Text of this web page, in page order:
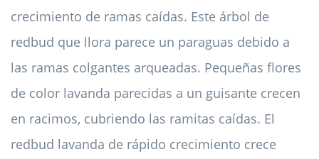
crecimiento de ramas caídas. Este árbol de
redbud que llora parece un paraguas debido a
las ramas colgantes arqueadas. Pequeñas flores
de color lavanda parecidas a un guisante crecen
en racimos, cubriendo las ramitas caídas. El
redbud lavanda de rápido crecimiento crece